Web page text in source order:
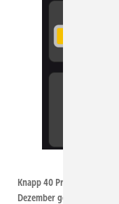
Knapp 40 Prozent betrug
Dezember gegen 15 Uhr.